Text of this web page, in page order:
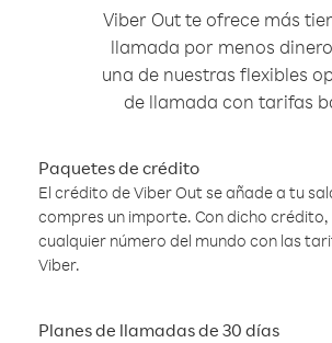
Viber Out te ofrece más
llamada por menos
una de nuestras flexibles
de llamada con tarifas
Paquetes de crédito
El crédito de Viber Out se añade a tu
compres un importe. Con dicho
cualquier número del mundo con las
Viber.
Planes de llamadas de 30 días